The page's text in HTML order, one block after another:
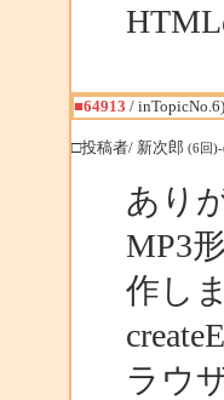
■64913 / inTopicNo.6)
□投稿者/ 新次郎 (6回)-
あり
MP3
作し
ラウ